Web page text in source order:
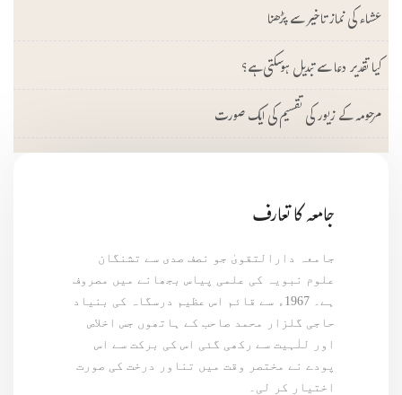
عشاء کی نماز تاخیر سے پڑھنا
کیا تقدیر دعا سے تبدیل ہوسکتی ہے؟
مرحومہ کے زیور کی تقسیم کی ایک صورت
جامعہ کا تعارف
جامعہ دارالتقویٰ جو نصف صدی سے تشنگان
علوم نبویہ کی علمی پیاس بجھانے میں مصروف
ہے۔ 1967ء سے قائم اس عظیم درسگاہ کی بنیاد
حاجی گلزار محمد صاحب کے ہاتھوں جس اخلاص
اور للٰہیت سے رکھی گئی اس کی برکت سے اس
پودے نے مختصر وقت میں تناور درخت کی صورت
اختیار کر لی۔